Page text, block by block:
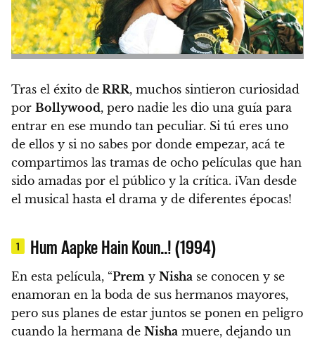
Tras el éxito de RRR, muchos sintieron curiosidad
por Bollywood, pero nadie les dio una guía para
entrar en ese mundo tan peculiar. Si tú eres uno
de ellos y si no sabes por donde empezar, acá te
compartimos las tramas de ocho películas que han
sido amadas por el público y la crítica. ¡Van desde
el musical hasta el drama y de diferentes épocas!
1 Hum Aapke Hain Koun..! (1994)
En esta película, “Prem y Nisha se conocen y se
enamoran en la boda de sus hermanos mayores,
pero sus planes de estar juntos se ponen en peligro
cuando la hermana de Nisha muere, dejando un